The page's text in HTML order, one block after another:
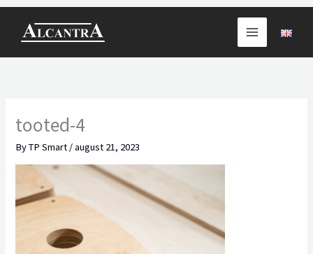
content
tooted-4
ByTP Smart /august 21, 2023